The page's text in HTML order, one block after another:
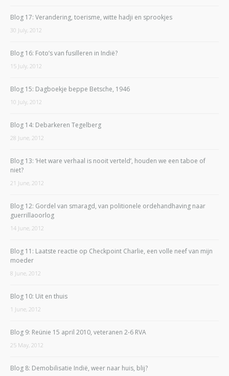
Blog 17: Verandering, toerisme, witte hadji en sprookjes
30 July, 2012
Blog 16: Foto’s van fusilleren in Indië?
15 July, 2012
Blog 15: Dagboekje beppe Betsche, 1946
10 July, 2012
Blog 14: Debarkeren Tegelberg
28 June, 2012
Blog 13: ‘Het ware verhaal is nooit verteld’, houden we een taboe of
niet?
21 June, 2012
Blog 12: Gordel van smaragd, van politionele ordehandhaving naar
guerrillaoorlog
14 June, 2012
Blog 11: Laatste reactie op Checkpoint Charlie, een volle neef van mijn
moeder
8 June, 2012
Blog 10: Uit en thuis
1 June, 2012
Blog 9: Reünie 15 april 2010, veteranen 2-6 RVA
25 May, 2012
Blog 8: Demobilisatie Indië, weer naar huis, blij?